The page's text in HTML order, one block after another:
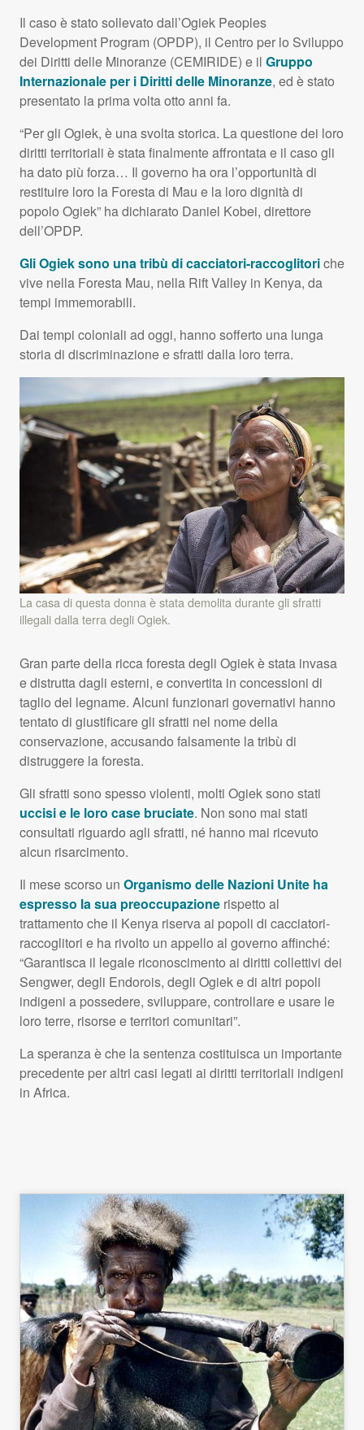
Il caso è stato sollevato dall’Ogiek Peoples
Development Program (OPDP), il Centro per lo Sviluppo
dei Diritti delle Minoranze (CEMIRIDE) e il Gruppo
Internazionale per i Diritti delle Minoranze, ed è stato
presentato la prima volta otto anni fa.
“Per gli Ogiek, è una svolta storica. La questione dei loro
diritti territoriali è stata finalmente affrontata e il caso gli
ha dato più forza… Il governo ha ora l’opportunità di
restituire loro la Foresta di Mau e la loro dignità di
popolo Ogiek” ha dichiarato Daniel Kobei, direttore
dell’OPDP.
Gli Ogiek sono una tribù di cacciatori-raccoglitoriche
vive nella Foresta Mau, nella Rift Valley in Kenya, da
tempi immemorabili.
Dai tempi coloniali ad oggi, hanno sofferto una lunga
storia di discriminazione e sfratti dalla loro terra.
La casa di questa donna è stata demolita durante gli sfratti
illegali dalla terra degli Ogiek.
Gran parte della ricca foresta degli Ogiek è stata invasa
e distrutta dagli esterni, e convertita in concessioni di
taglio del legname. Alcuni funzionari governativi hanno
tentato di giustificare gli sfratti nel nome della
conservazione, accusando falsamente la tribù di
distruggere la foresta.
Gli sfratti sono spesso violenti, molti Ogiek sono stati
uccisi e le loro case bruciate. Non sono mai stati
consultati riguardo agli sfratti, né hanno mai ricevuto
alcun risarcimento.
Il mese scorso un Organismo delle Nazioni Unite ha
espresso la sua preoccupazione rispetto al
trattamento che il Kenya riserva ai popoli di cacciatori-
raccoglitori e ha rivolto un appello al governo affinché:
“Garantisca il legale riconoscimento ai diritti collettivi dei
Sengwer, degli Endorois, degli Ogiek e di altri popoli
indigeni a possedere, sviluppare, controllare e usare le
loro terre, risorse e territori comunitari”.
La speranza è che la sentenza costituisca un importante
precedente per altri casi legati ai diritti territoriali indigeni
in Africa.